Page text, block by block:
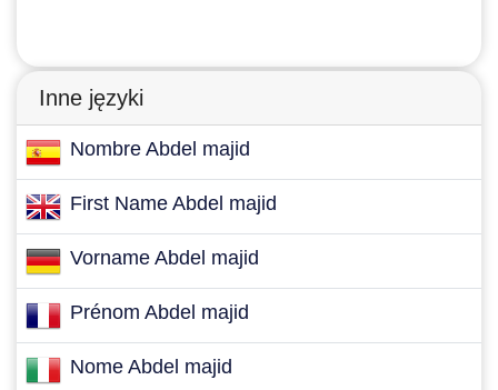
Inne języki
Nombre Abdel majid
First Name Abdel majid
Vorname Abdel majid
Prénom Abdel majid
Nome Abdel majid